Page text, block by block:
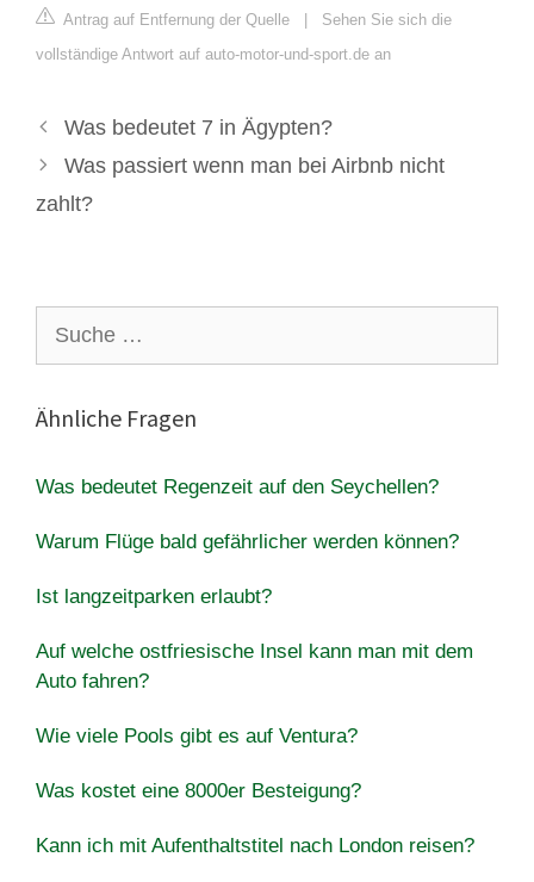
Antrag auf Entfernung der Quelle | Sehen Sie sich die
vollständige Antwort auf auto-motor-und-sport.de an
Was bedeutet 7 in Ägypten?
Was passiert wenn man bei Airbnb nicht
zahlt?
nach:
Ähnliche Fragen
Was bedeutet Regenzeit auf den Seychellen?
Warum Flüge bald gefährlicher werden können?
Ist langzeitparken erlaubt?
Auf welche ostfriesische Insel kann man mit dem
Auto fahren?
Wie viele Pools gibt es auf Ventura?
Was kostet eine 8000er Besteigung?
Kann ich mit Aufenthaltstitel nach London reisen?